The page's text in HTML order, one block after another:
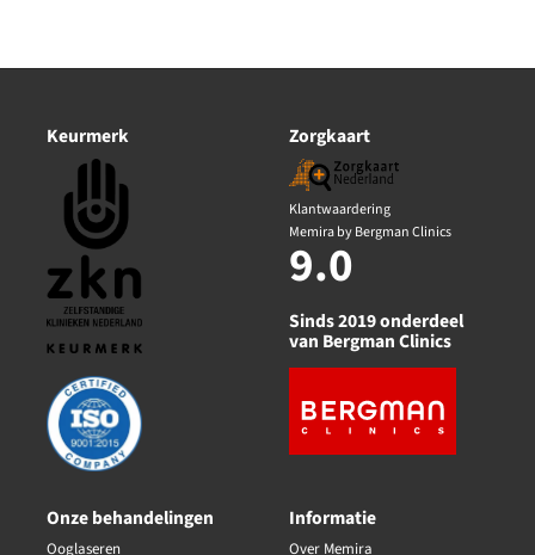
Keurmerk Zorgkaart
Klantwaardering
Memira by Bergman Clinics
9.0
Sinds 2019 onderdeel
van Bergman Clinics
Onze behandelingen
Ooglaseren
Informatie
Over Memira